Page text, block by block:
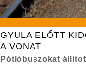
GYULA ELŐTT
A VONAT
Pótlóbuszokat